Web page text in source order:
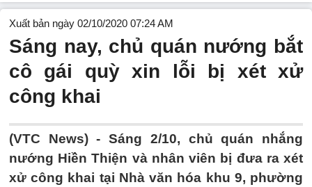
Xuất bản ngày 02/10/2020 07:24 AM
Sáng nay, chủ quán nướng bắt
cô gái quỳ xin lỗi bị xét xử
công khai
(VTC News) -Sáng 2/10, chủ quán nhắng
nướng Hiền Thiện và nhân viên bị đưa ra xét
xử công khai tại Nhà văn hóa khu 9, phường